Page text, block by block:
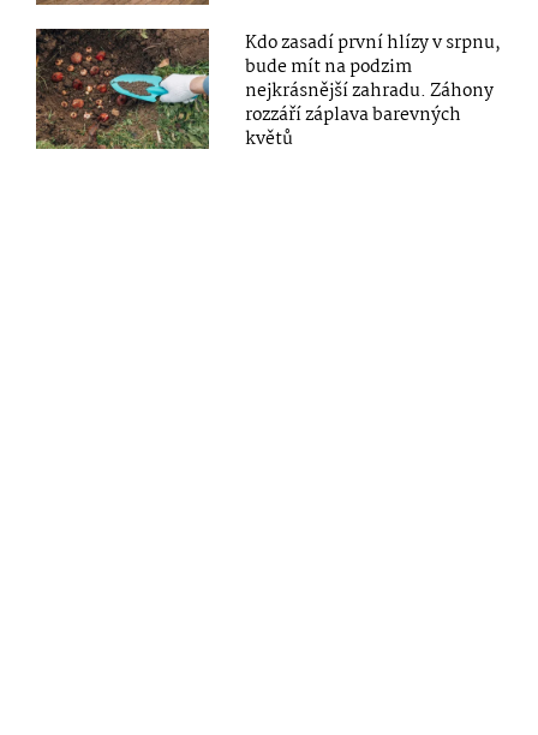
Kdo zasadí první hlízy v srpnu,
bude mít na podzim
nejkrásnější zahradu. Záhony
rozzáří záplava barevných
květů